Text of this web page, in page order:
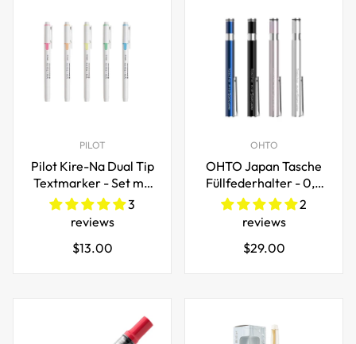
PILOT
Pilot Kire-Na Dual Tip
Textmarker - Set mit
5 Farben
3
reviews
Regulärer
$13.00
OHTO
OHTO Japan Tasche
Füllfederhalter - 0,5
mm feine Feder
2
reviews
Regulärer
$29.00